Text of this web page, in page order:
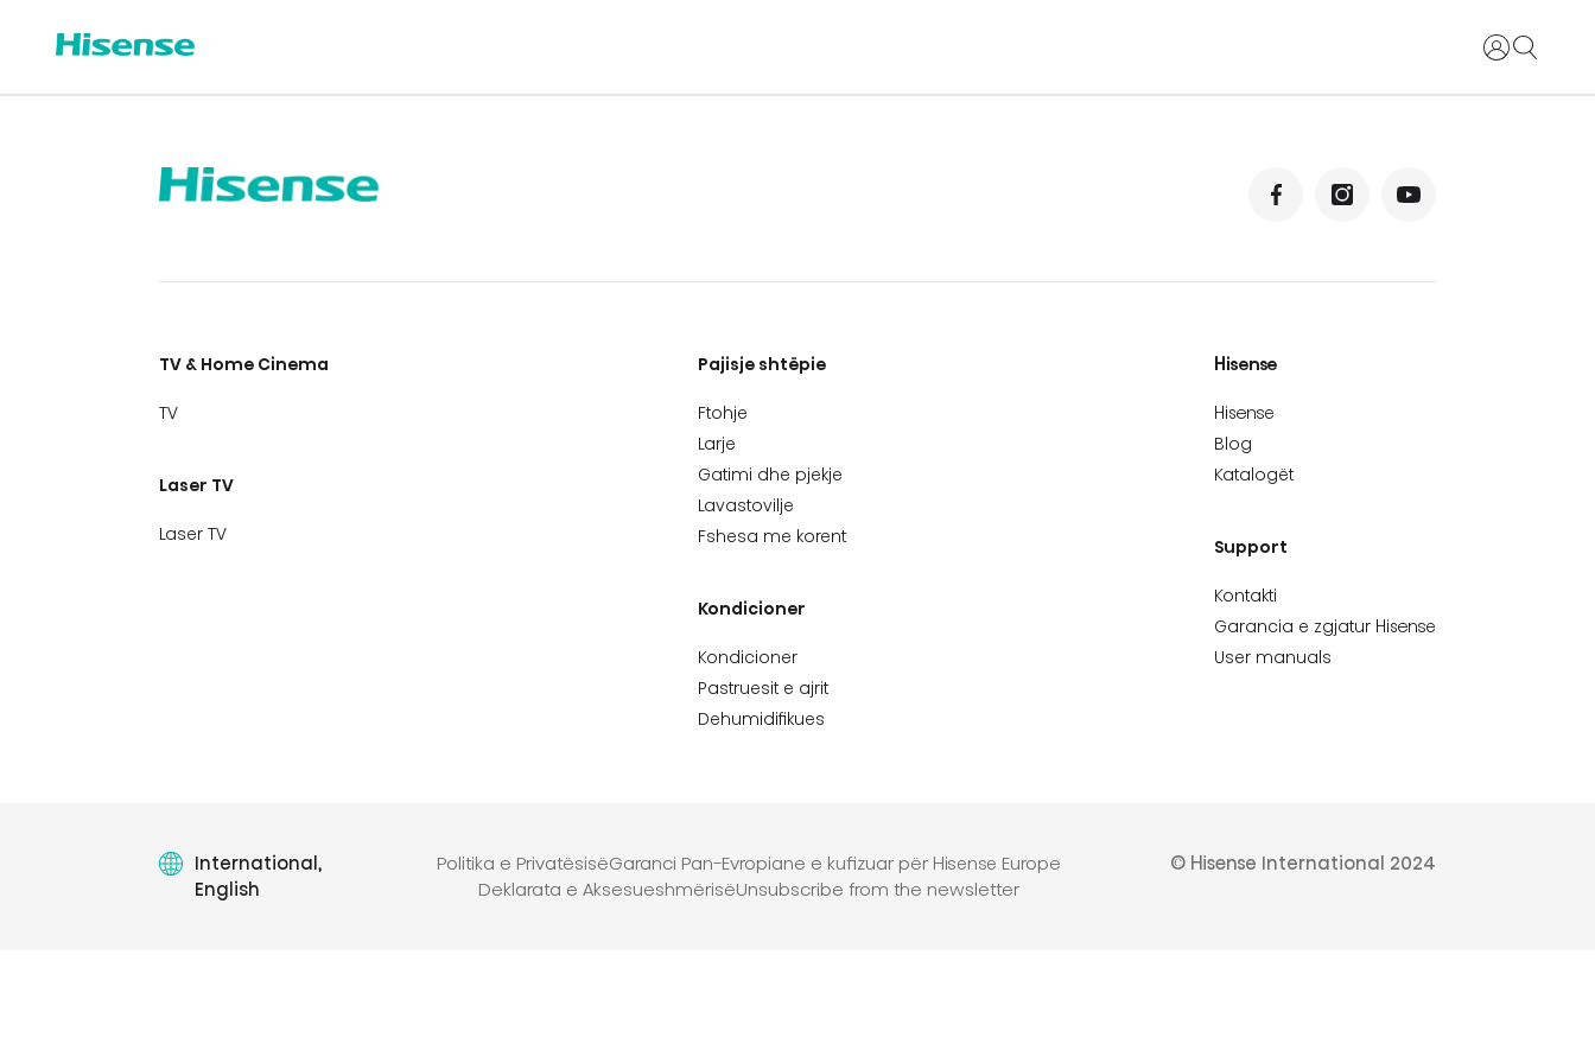
Identifikohu
TV & Home Cinema
TV
Laser TV
Laser TV
Pajisje shtëpie
Ftohje
Larje
Gatimi dhe pjekje
Lavastovilje
Fshesa me korent
Kondicioner
Kondicioner
Pastruesit e ajrit
Dehumidifikues
Hisense
Hisense
Blog
Katalogët
Support
Kontakti
Garancia e zgjatur Hisense
User manuals
International,
English
Politika e PrivatësisëGaranci Pan-Evropiane e kufizuar për Hisense Europe
Deklarata e AksesueshmërisëUnsubscribe from the newsletter
© Hisense International 2024